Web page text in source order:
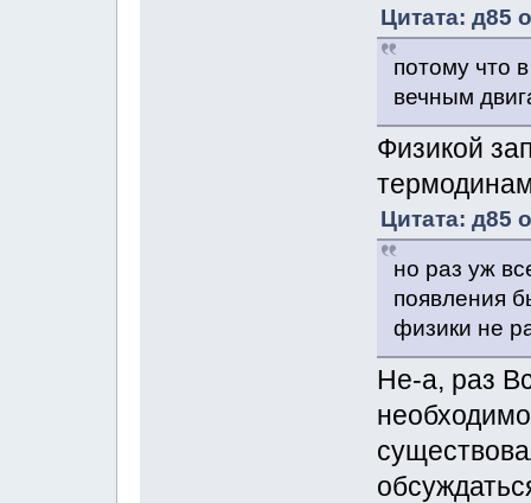
Цитата: д85
потому что
вечным
Физикой
Цитата: д85
но раз уж
появления
физики не
Не-а, раз